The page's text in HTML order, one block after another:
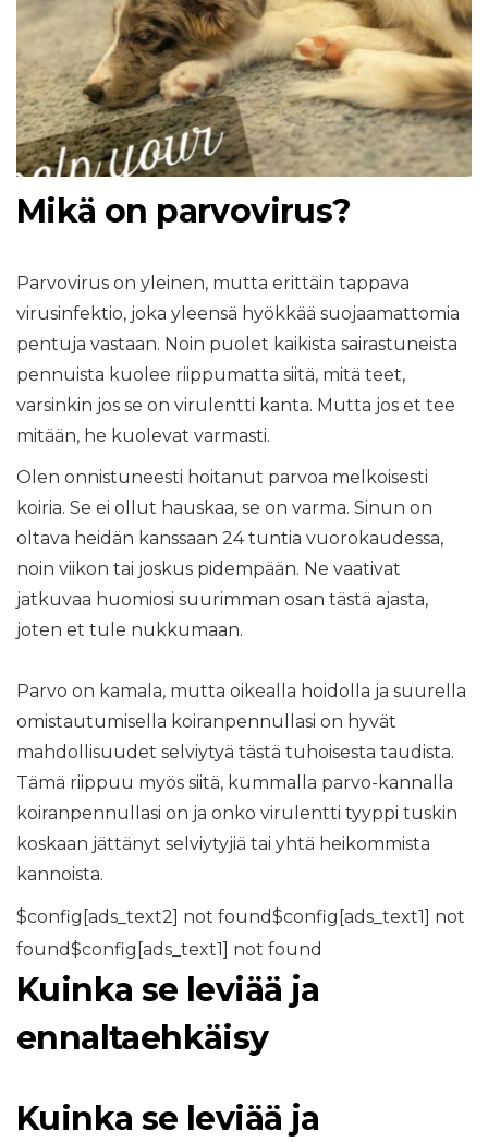
Mikä on parvovirus?
Parvovirus on yleinen, mutta erittäin tappava
virusinfektio, joka yleensä hyökkää suojaamattomia
pentuja vastaan. Noin puolet kaikista sairastuneista
pennuista kuolee riippumatta siitä, mitä teet,
varsinkin jos se on virulentti kanta. Mutta jos et tee
mitään, he kuolevat varmasti.
Olen onnistuneesti hoitanut parvoa melkoisesti
koiria. Se ei ollut hauskaa, se on varma. Sinun on
oltava heidän kanssaan 24 tuntia vuorokaudessa,
noin viikon tai joskus pidempään. Ne vaativat
jatkuvaa huomiosi suurimman osan tästä ajasta,
joten et tule nukkumaan.
Parvo on kamala, mutta oikealla hoidolla ja suurella
omistautumisella koiranpennullasi on hyvät
mahdollisuudet selviytyä tästä tuhoisesta taudista.
Tämä riippuu myös siitä, kummalla parvo-kannalla
koiranpennullasi on ja onko virulentti tyyppi tuskin
koskaan jättänyt selviytyjiä tai yhtä heikommista
kannoista.
$config[ads_text2] not found$config[ads_text1] not
found$config[ads_text1] not found
Kuinka se leviää ja
ennaltaehkäisy
Kuinka se leviää ja